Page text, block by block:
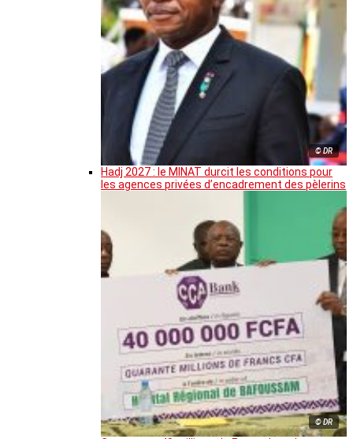
© DR
Hadj 2027 : le MINAT durcit les conditions pour
les agences privées d’encadrement des pèlerins
© DR